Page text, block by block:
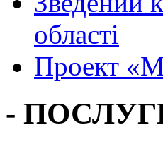
області
Проект
-